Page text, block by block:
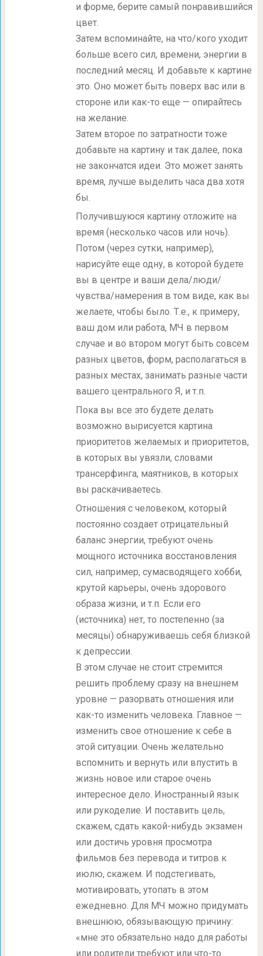
и форме, берите самый понравившийся
цвет.
Затем вспоминайте, на что/кого уходит
больше всего сил, времени, энергии в
последний месяц. И добавьте к картине
это. Оно может быть поверх вас или в
стороне или как-то еще — опирайтесь
на желание.
Затем второе по затратности тоже
добавьте на картину и так далее, пока
не закончатся идеи. Это может занять
время, лучше выделить часа два хотя
бы.
Получившуюся картину отложите на
время (несколько часов или ночь).
Потом (через сутки, например),
нарисуйте еще одну, в которой будете
вы в центре и ваши дела/люди/
чувства/намерения в том виде, как вы
желаете, чтобы было. Т.е., к примеру,
ваш дом или работа, МЧ в первом
случае и во втором могут быть совсем
разных цветов, форм, располагаться в
разных местах, занимать разные части
вашего центрального Я, и т.п.
Пока вы все это будете делать
возможно вырисуется картина
приоритетов желаемых и приоритетов,
в которых вы увязли, словами
трансерфинга, маятников, в которых
вы раскачиваетесь.
Отношения с человеком, который
постоянно создает отрицательный
баланс энергии, требуют очень
мощного источника восстановления
сил, например, сумасводящего хобби,
крутой карьеры, очень здорового
образа жизни, и т.п. Если его
(источника) нет, то постепенно (за
месяцы) обнаруживаешь себя близкой
к депрессии.
В этом случае не стоит стремится
решить проблему сразу на внешнем
уровне — разорвать отношения или
как-то изменить человека. Главное —
изменить свое отношение к себе в
этой ситуации. Очень желательно
вспомнить и вернуть или впустить в
жизнь новое или старое очень
интересное дело. Иностранный язык
или рукоделие. И поставить цель,
скажем, сдать какой-нибудь экзамен
или достичь уровня просмотра
фильмов без перевода и титров к
июлю, скажем. И подстегивать,
мотивировать, утопать в этом
ежедневно. Для МЧ можно придумать
внешнюю, обязывающую причину:
«мне это обязательно надо для работы
или родители требуют или что-то